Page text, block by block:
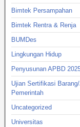
Bimtek Persampahan
Bimtek Rentra & Renja
BUMDes
Lingkungan Hidup
Penyusunan APBD
Ujian Sertifikasi
Pemerintah
Uncategorized
Universitas